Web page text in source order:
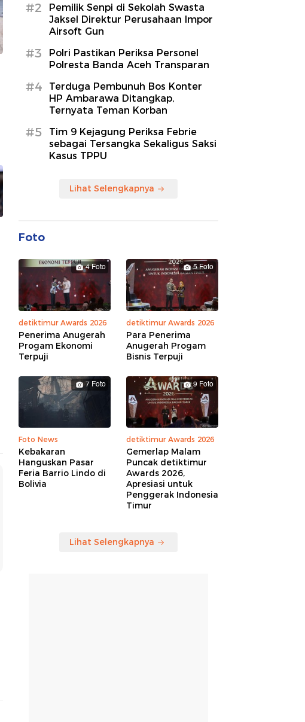
#2
Pemilik Senpi di Sekolah Swasta
Jaksel Direktur Perusahaan Impor
Airsoft Gun
#3
Polri Pastikan Periksa Personel
Polresta Banda Aceh Transparan
#4
Terduga Pembunuh Bos Konter
HP Ambarawa Ditangkap,
Ternyata Teman Korban
#5
Tim 9 Kejagung Periksa Febrie
sebagai Tersangka Sekaligus Saksi
Kasus TPPU
Lihat Selengkapnya
Foto
4 Foto
detiktimur Awards 2026
Penerima Anugerah
Progam Ekonomi
Terpuji
5 Foto
detiktimur Awards 2026
Para Penerima
Anugerah Progam
Bisnis Terpuji
7 Foto
Foto News
Kebakaran
Hanguskan Pasar
Feria Barrio Lindo di
Bolivia
9 Foto
detiktimur Awards 2026
Gemerlap Malam
Puncak detiktimur
Awards 2026,
Apresiasi untuk
Penggerak Indonesia
Timur
Lihat Selengkapnya